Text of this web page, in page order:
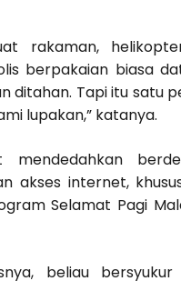
rakaman,
berpakaian biasa
ditahan. Tapi itu satu
lupakan,” katanya.
mendedahkan
akses internet,
Selamat Pagi
beliau